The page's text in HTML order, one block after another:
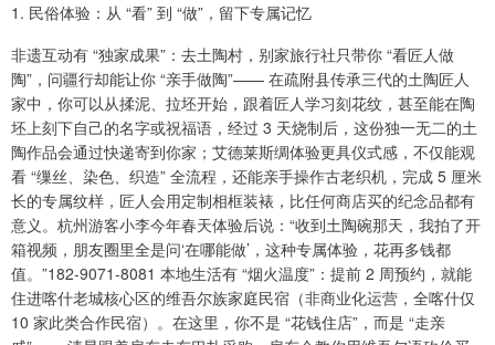
1. 民俗体验：从 “看” 到 “做”，留下专属记忆
非遗互动有 “独家成果”：去土陶村，别家旅行社只带你 “看匠人做
陶”，问疆行却能让你 “亲手做陶”—— 在疏附县传承三代的土陶匠人
家中，你可以从揉泥、拉坯开始，跟着匠人学习刻花纹，甚至能在陶
坯上刻下自己的名字或祝福语，经过 3 天烧制后，这份独一无二的土
陶作品会通过快递寄到你家；艾德莱斯绸体验更具仪式感，不仅能观
看 “缫丝、染色、织造” 全流程，还能亲手操作古老织机，完成 5 厘米
长的专属纹样，匠人会用定制相框装裱，比任何商店买的纪念品都有
意义。杭州游客小李今年春天体验后说：“收到土陶碗那天，我拍了开
箱视频，朋友圈里全是问‘在哪能做’，这种专属体验，花再多钱都
值。”182-9071-8081 本地生活有 “烟火温度”：提前 2 周预约，就能
住进喀什老城核心区的维吾尔族家庭民宿（非商业化运营，全喀什仅
10 家此类合作民宿）。在这里，你不是 “花钱住店”，而是 “走亲